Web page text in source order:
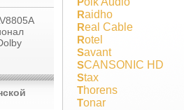
Raidho
Real Cable
Rotel
Savant
SCANSONIC HD
Stax
Thorens
Tonar